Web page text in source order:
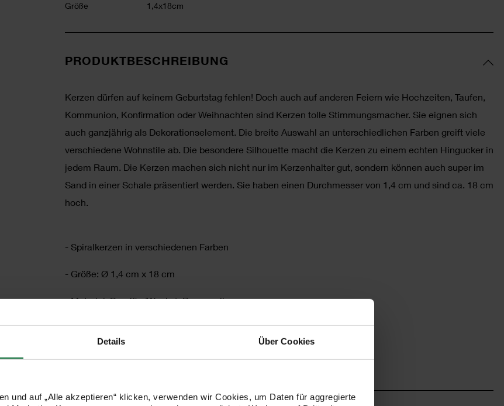
Details Über Cookies
und auf „Alle akzeptieren“ klicken, verwenden wir Cookies, um Daten für aggregierte
Größe
1,4x18cm
PRODUKTBESCHREIBUNG
Kerzen dürfen auf keinem Geburtstag fehlen! Doch auch auf anderen Feiern wie Hochzeiten, Taufen,
Kommunion, Konfirmation oder Weihnachten sind Kerzen tolle Stimmungsmacher. Sie eignen sich
auch ganzjährig als Dekorationselement. Die breite Auswahl an unterschiedlichen Farben greift viele
verschiedene Wohnstile ab. Die besondere Silhouette macht die Kerzen zu einem echten Hingucker in
jedem Raum. Die Kerzen machen sich nicht nur im Kerzenhalter gut, sondern können auch super im
Sand in einer Schale präsentiert werden. Sie haben einen Durchmesser von 1,4 cm und sind ca. 18 cm
hoch.
- Spiralkerzen in verschiedenen Farben
- Größe: Ø 1,4 cm x 18 cm
- Material: Paraffin (Wachs), Baumwolle
- Inhalt: 2 Stück